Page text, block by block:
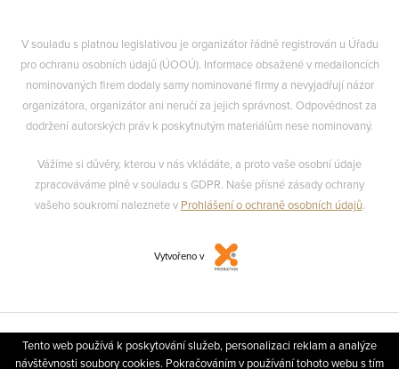
V souladu s platnou legislativou je organizátor řádně registrován u Úřadu
pro ochranu osobních údajů (ÚOOÚ). Informace obsažené v medailoncích
nominovaných firem dodaly samy nominované firmy a nevyjadřují názor
organizátora, organizátor ani neručí za jejich správnost. Odpovědnost za
dodržení autorských práv k poskytnutým materiálům nese nominovaný.
Vážíme si důvěry, kterou v nás vkládáte, a proto vaše osobní údaje
zpracováváme plně v souladu s GDPR. Naše přísné zásady ochrany
vašeho soukromí naleznete v Prohlášení o ochraně osobních údajů.
Vytvořeno v
Tento web používá k poskytování služeb, personalizaci reklam a analýze
návštěvnosti soubory cookies. Pokračováním v používání tohoto webu s tím